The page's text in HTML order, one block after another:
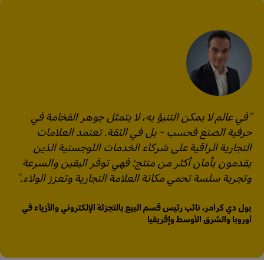
في عالم لا يمكن التنبؤ به، لا يتمثل جوهر الفخامة في
حرفية الصنع فحسب - بل في الثقة. تعتمد العلامات
التجارية الراقية على شركاء الخدمات اللوجستية الذين
يقدمون بأمان أكثر من منتج: فهي توفر اليقين والسرعة
وتجربة سلسة تحمي مكانة العلامة التجارية وتعزز الولاء.
بول دي كرامر، نائب رئيس قسم البيع بالتجزئة الإلكتروني والأزياء في
أوروبا والشرق الأوسط وإفريقيا